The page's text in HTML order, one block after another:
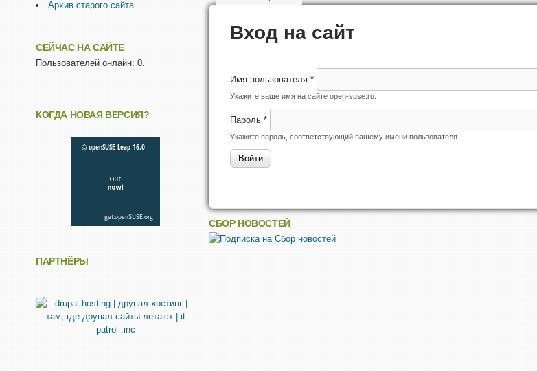
Вход на сайт
Имя пользователя *
Укажите ваше имя на сайте open-suse.ru.
Пароль *
Укажите пароль, соответствующий вашему имени пользователя.
СБОР НОВОСТЕЙ
Архив старого сайта
СЕЙЧАС НА САЙТЕ
Пользователей онлайн: 0.
КОГДА НОВАЯ ВЕРСИЯ?
ПАРТНЁРЫ